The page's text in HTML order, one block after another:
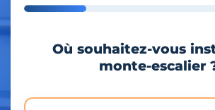
Où souhaitez-vous
monte-escalier